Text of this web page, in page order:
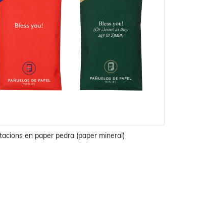
en paper pedra (paper mineral)